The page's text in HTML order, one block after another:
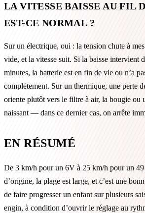
LA VITESSE BAISSE AU FIL
EST-CE NORMAL ?
Sur un électrique, oui : la tension chute à
vide, et la vitesse suit. Si la baisse intervient
minutes, la batterie est en fin de vie ou n’a
complètement. Sur un thermique, une perte
oriente plutôt vers le filtre à air, la bougie ou
naissant — dans ce dernier cas, on arrête
EN RÉSUMÉ
De 3 km/h pour un 6V à 25 km/h pour un 49
d’origine, la plage est large, et c’est une
de faire progresser un enfant sur plusieurs
engin, à condition d’ouvrir le réglage au